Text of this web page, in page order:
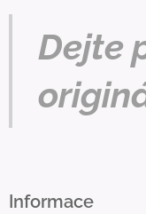
Dejte
Informace